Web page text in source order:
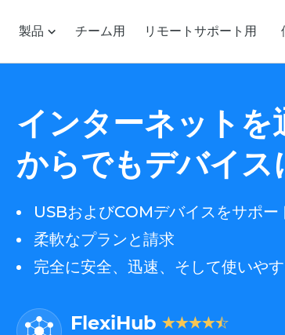
製品 チーム用 リモートサポート用
インターネットを
からでもデバイス
USBおよびCOMデバイスをサポー
柔軟なプランと請求
完全に安全、迅速、そして使いや
FlexiHub